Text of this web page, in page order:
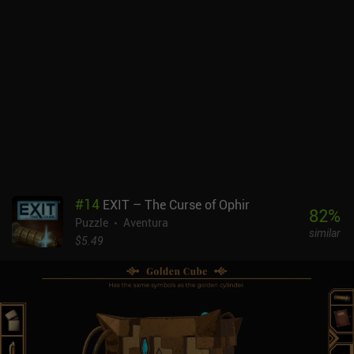
#14 EXIT – The Curse of Ophir
Puzzle
Aventura
$5.49
82%
similar